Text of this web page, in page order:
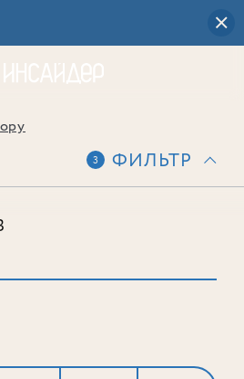
3 ФИЛЬТР
ни одного лота